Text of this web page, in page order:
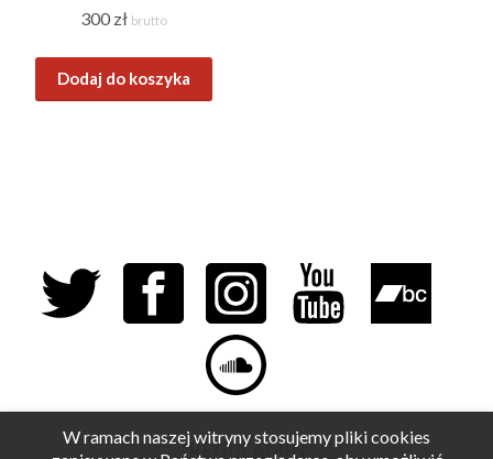
300 zł brutto
Dodaj do koszyka
REGULAMIN
W ramach naszej witryny stosujemy pliki cookies